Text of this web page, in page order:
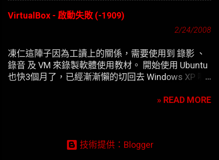
VirtualBox - 啟動失敗 (-1909)
2/24/2008
凍仁這陣子因為工讀上的關係，需要使用到 錄影 、
錄音 及 VM 來錄製軟體使用教材。 開始使用 Ubuntu
也快3個月了，已經漸漸懶的切回去 Windows XP 啊
案。 一開始要安裝 VirtualBox 凍仁是使用應用程式選
» READ MORE
技術提供：Blogger